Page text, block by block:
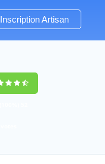
Inscription Artisan